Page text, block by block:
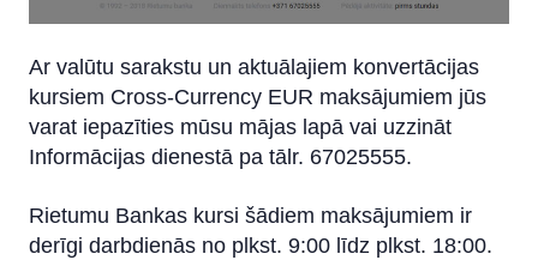
Ar valūtu sarakstu un aktuālajiem konvertācijas
kursiem Cross-Currency EUR maksājumiem jūs
varat iepazīties mūsu mājas lapā vai uzzināt
Informācijas dienestā pa tālr. 67025555.
Rietumu Bankas kursi šādiem maksājumiem ir
derīgi darbdienās no plkst. 9:00 līdz plkst. 18:00.